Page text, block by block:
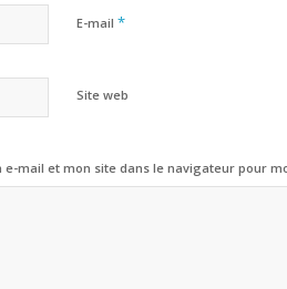
E-mail *
Site web
mail et mon site dans le navigateur pour